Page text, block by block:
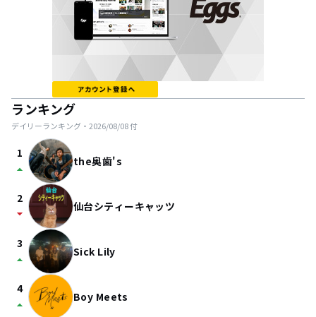
ランキング
デイリーランキング・ 2026/08/08付
1
arrow_drop_up the奥歯's
2
arrow_drop_down 仙台シティーキャッツ
3
arrow_drop_up Sick Lily
4
arrow_drop_up Boy Meets